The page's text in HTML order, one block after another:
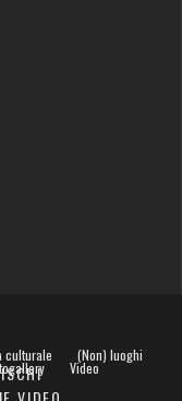
culturale (Non) luoghi
Video